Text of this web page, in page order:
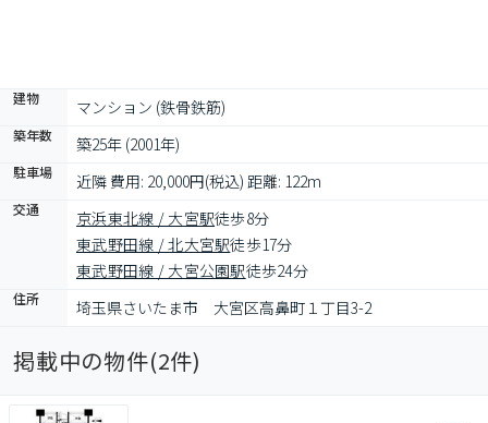
建物 マンション (鉄骨鉄筋)
築年数 築25年 (2001年)
駐車場 近隣 費用: 20,000円(税込) 距離: 122m
交通 京浜東北線 / 大宮駅徒歩8分
東武野田線 / 北大宮駅徒歩17分
東武野田線 / 大宮公園駅徒歩24分
住所 埼玉県さいたま市　大宮区高鼻町１丁目3-2
掲載中の物件(2件)